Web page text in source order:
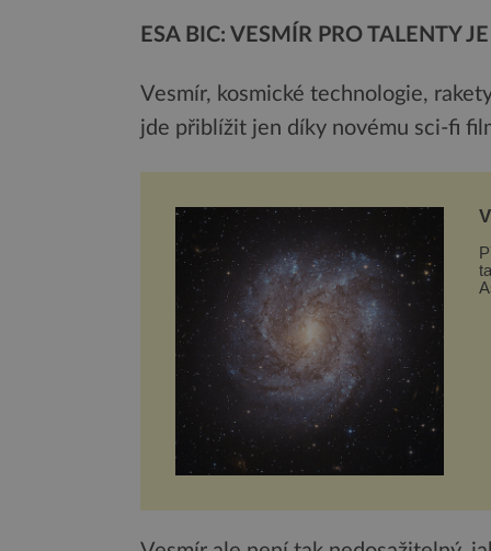
ESA BIC: VESMÍR PRO TALENTY
Vesmír, kosmické technologie,
jde přiblížit jen díky novému sci-fi